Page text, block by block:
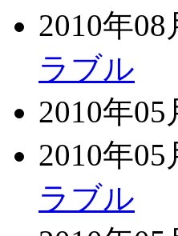
2010年08
ラブル
2010年05
2010年05
ラブル